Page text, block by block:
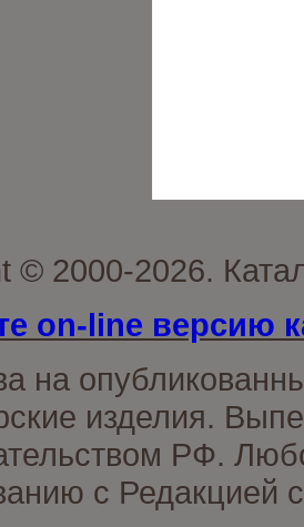
© 2000-2026.
on-line версию
на
изделия.
РФ.
с Редакцией